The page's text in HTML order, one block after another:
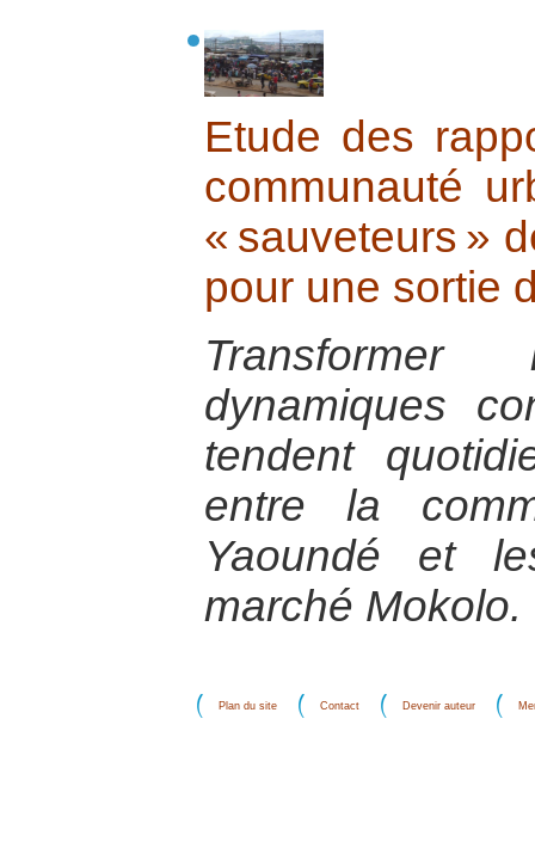
Etude des
communauté
« sauveteurs »
pour une sortie
dynamiques
tendent
entre la
Yaoundé et
marché Mokolo.
Plan du site Contact Devenir auteur